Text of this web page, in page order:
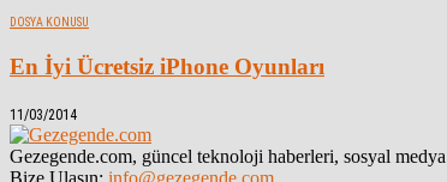
DOSYA KONUSU
En İyi Ücretsiz iPhone Oyunları
11/03/2014
Gezegende.com, güncel teknoloji haberleri, sosyal
Bize Ulaşın: info@gezegende.com